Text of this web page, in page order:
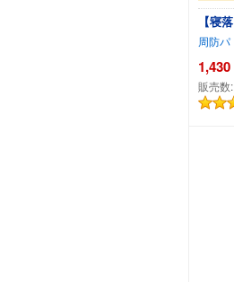
【寝
周防パ
1,430
販売数: